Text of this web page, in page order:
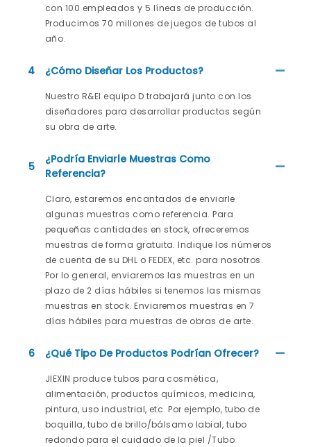
con 100 empleados y 5 líneas de producción.
Producimos 70 millones de juegos de tubos al
año.
4 ¿Cómo Diseñar Los Productos?
Nuestro R&El equipo D trabajará junto con los
diseñadores para desarrollar productos según
su obra de arte.
5
¿Podría Enviarle Muestras Como
Referencia?
Claro, estaremos encantados de enviarle
algunas muestras como referencia. Para
pequeñas cantidades en stock, ofreceremos
muestras de forma gratuita. Indique los números
de cuenta de su DHL o FEDEX, etc. para nosotros.
Por lo general, enviaremos las muestras en un
plazo de 2 días hábiles si tenemos las mismas
muestras en stock. Enviaremos muestras en 7
días hábiles para muestras de obras de arte.
6 ¿Qué Tipo De Productos Podrían Ofrecer?
JIEXIN produce tubos para cosmética,
alimentación, productos químicos, medicina,
pintura, uso industrial, etc. Por ejemplo, tubo de
boquilla, tubo de brillo/bálsamo labial, tubo
redondo para el cuidado de la piel /Tubo